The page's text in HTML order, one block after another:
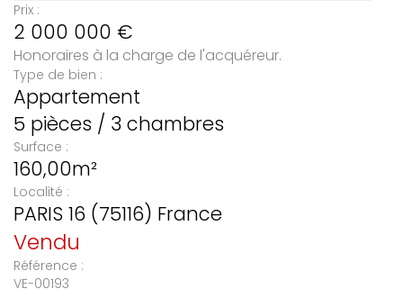
Prix :
2 000 000 €
Honoraires à la charge de l'acquéreur.
Type de bien :
Appartement
5 pièces / 3 chambres
Surface :
160,00m²
Localité :
PARIS 16 (75116) France
Vendu
Référence :
VE-00193